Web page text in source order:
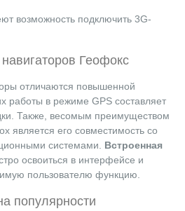
возможность подключить 3G-
Геофокс
отличаются повышенной
работы в режиме GPS составляет
Также, весомым преимуществом
является его совместимость со
системами. Встроенная
освоиться в интерфейсе и
пользователю функцию.
популярности